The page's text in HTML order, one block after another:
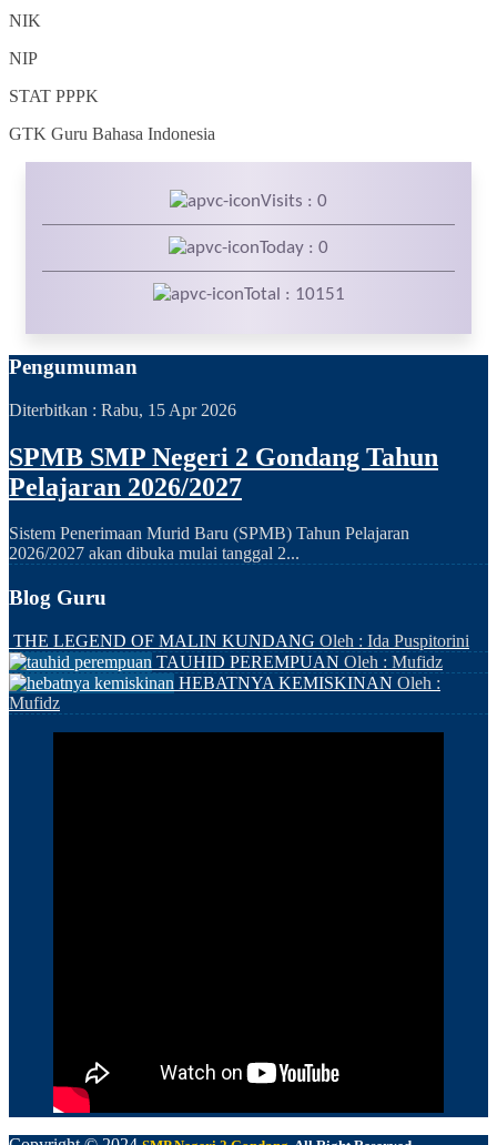
NIK
NIP
STAT PPPK
GTK Guru Bahasa Indonesia
Visits : 0
Today : 0
Total : 10151
Pengumuman
Diterbitkan : Rabu, 15 Apr 2026
SPMB SMP Negeri 2 Gondang Tahun
Pelajaran 2026/2027
Sistem Penerimaan Murid Baru (SPMB) Tahun Pelajaran
2026/2027 akan dibuka mulai tanggal 2...
Blog Guru
THE LEGEND OF MALIN KUNDANG Oleh : Ida Puspitorini
TAUHID PEREMPUAN Oleh : Mufidz
HEBATNYA KEMISKINAN Oleh :
Mufidz